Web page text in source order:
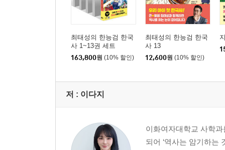
1930년대 일제강점기 : 민족말살정책 속 대한민국
광복과 분단 : 해방 이후 둘로 나뉜 한반도
1960~1970년대 정치사 : 18년간 지속된 박정희 정
1980년대 정치사 : 신군부의 등장과 민주화 투쟁
도판 출처
최태성의 한능검 한국
사 1~13권 세트
163,800원 (10% 할인)
최태성의 한능검 한국
사 13
12,600원 (10% 할인)
저 : 이다지
이화여자대학교 사학
되어 ‘역사는 암기하는